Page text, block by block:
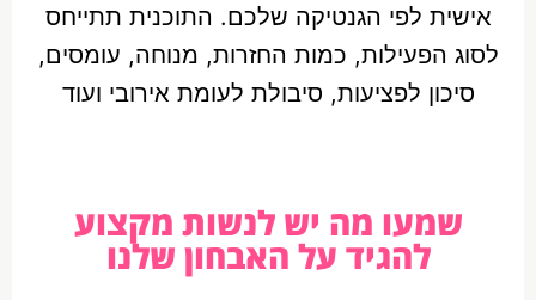
אישית לפי הגנטיקה שלכם. התוכנית תתייחס
לסוג הפעילות, כמות החזרות, מנוחה, עומסים,
סיכון לפציעות, סיבולת לעומת אירובי ועוד
שמעו מה יש לנשות מקצוע
להגיד על האבחון שלנו